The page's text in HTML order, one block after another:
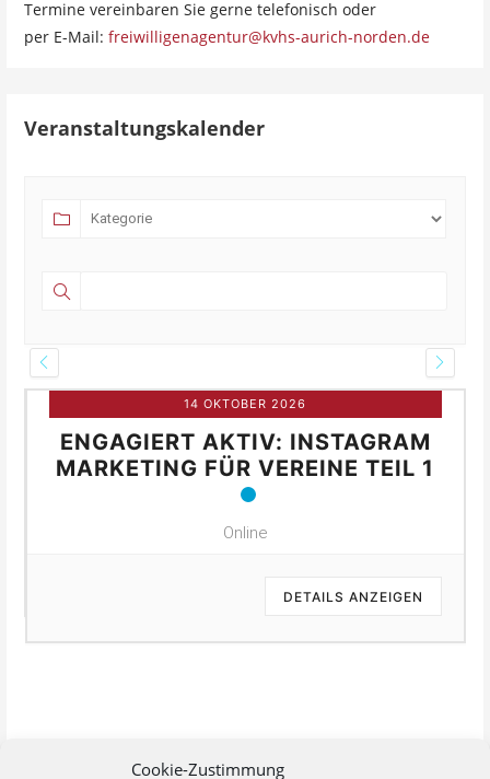
Cookie-Zustimmung
Termine vereinbaren Sie gerne telefonisch oder
per E-Mail:freiwilligenagentur@kvhs-aurich-norden.de
Veranstaltungskalender
14 OKTOBER 2026
ENGAGIERT AKTIV: INSTAGRAM
MARKETING FÜR VEREINE TEIL 1
Online
DETAILS ANZEIGEN